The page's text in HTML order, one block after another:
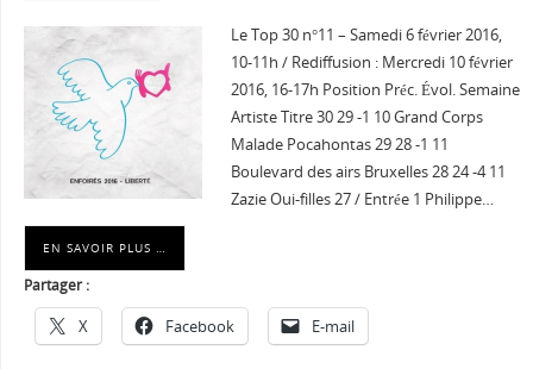
Le Top 30 n°11 – Samedi 6 février 2016,
10-11h / Rediffusion : Mercredi 10 février
2016, 16-17h Position Préc. Évol. Semaine
Artiste Titre 30 29 -1 10 Grand Corps
Malade Pocahontas 29 28 -1 11
Boulevard des airs Bruxelles 28 24 -4 11
Zazie Oui-filles 27 / Entrée 1 Philippe…
EN SAVOIR PLUS …
Partager :
X Facebook E-mail